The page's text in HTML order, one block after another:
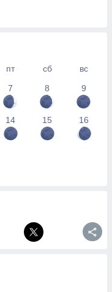
пт сб
вс
7 8 9
14 15 16